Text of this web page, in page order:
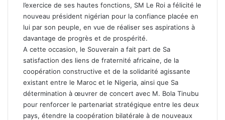
l’exercice de ses hautes fonctions, SM Le Roi a félicité le
nouveau président nigérian pour la confiance placée en
lui par son peuple, en vue de réaliser ses aspirations à
davantage de progrès et de prospérité.
A cette occasion, le Souverain a fait part de Sa
satisfaction des liens de fraternité africaine, de la
coopération constructive et de la solidarité agissante
existant entre le Maroc et le Nigeria, ainsi que Sa
détermination à œuvrer de concert avec M. Bola Tinubu
pour renforcer le partenariat stratégique entre les deux
pays, étendre la coopération bilatérale à de nouveaux